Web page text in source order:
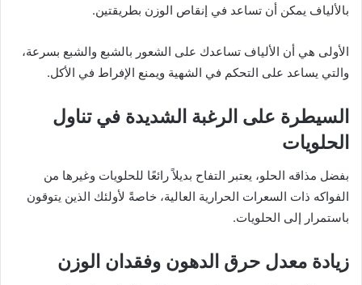
بالألياف يمكن أن تساعد في إنقاص الوزن بطريقتين.
الأولى هي أن الألياف تساعدك على الشعور بالشبع والشبع بسرعة،
والتي يساعد على التحكم في الشهية ويمنع الإفراط في الأكل.
السيطرة على الرغبة الشديدة في تناول
الحلويات
بفضل مذاقه الحلو، يعتبر التفاح بديلاً رائعًا للحلويات وغيرها من
الفواكه ذات السعرات الحرارية العالية، خاصةً لأولئك الذين يتوقون
باستمرار إلى الحلويات.
زيادة معدل حرق الدهون وفقدان الوزن